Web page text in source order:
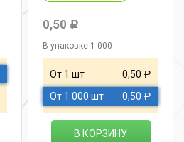
0,50 Р
В упаковке 1 000
От 1 шт 0,50 Р
От 1 000 шт 0,50 Р
В КОРЗИНУ